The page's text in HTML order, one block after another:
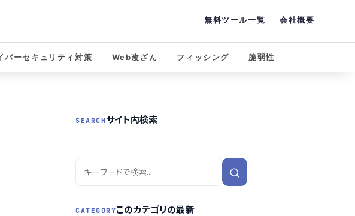
無料ツール一覧 会社概要
バーセキュリティ対策 Web改ざん フィッシング 脆弱性
SEARCHサイト内検索
CATEGORYこのカテゴリの最新